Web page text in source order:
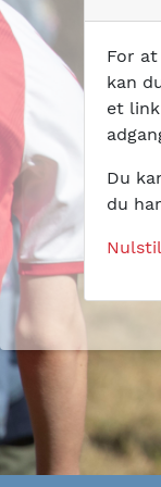
For
kan
et
Du
du